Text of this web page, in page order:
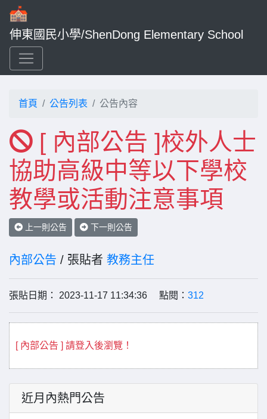
伸東國民小學/ShenDong Elementary School
首頁 公告列表 公告內容
[ 內部公告 ]校外人士
協助高級中等以下學校
教學或活動注意事項
上一則公告 下一則公告
內部公告 / 張貼者 教務主任
張貼日期： 2023-11-17 11:34:36 點閱： 312
[ 內部公告 ] 請登入後瀏覽！
近月內熱門公告